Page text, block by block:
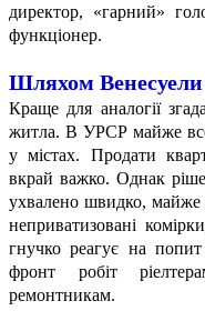
директор, «гарний»
функціонер.
Шляхом Венесуели
Краще для аналогії
житла. В УРСР майже
у містах. Продати
вкрай важко. Однак
ухвалено швидко, майже
неприватизовані
гнучко реагує на
фронт робіт
ремонтникам.